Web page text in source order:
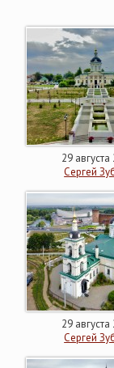
29 августа
Сергей
29 августа
Сергей